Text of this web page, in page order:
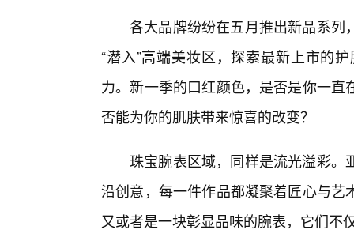
各大品牌纷纷在五月推出新品系列
“潜入”高端美妆区，探索最新上市的
力。新一季的口红颜色，是否是你一
否能为你的肌肤带来惊喜的改变？
珠宝腕表区域，同样是流光溢彩。
沿创意，每一件作品都凝聚着匠心与
又或者是一块彰显品味的腕表，它们不